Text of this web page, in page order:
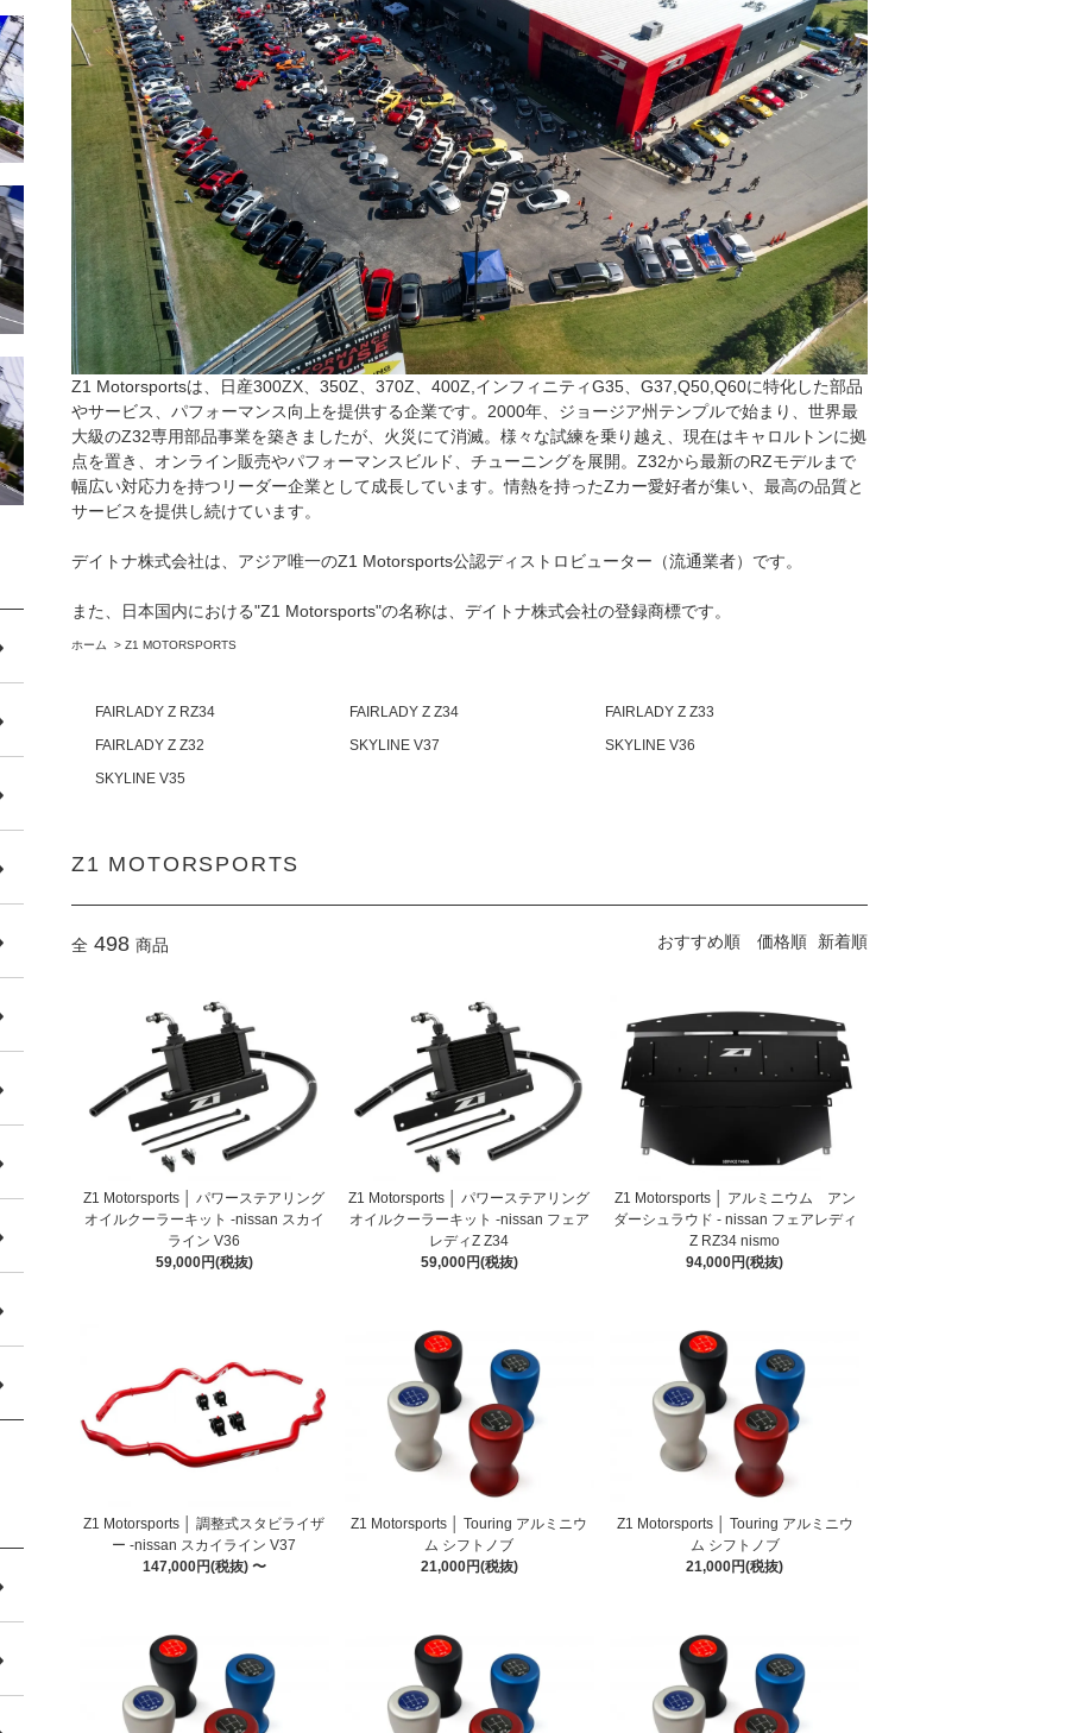
Z1 Motorsportsは、日産300ZX、350Z、370Z、400Z,インフィニティG35、G37,Q50,Q60に特化した部品
やサービス、パフォーマンス向上を提供する企業です。2000年、ジョージア州テンプルで始まり、世界最
大級のZ32専用部品事業を築きましたが、火災にて消滅。様々な試練を乗り越え、現在はキャロルトンに拠
点を置き、オンライン販売やパフォーマンスビルド、チューニングを展開。Z32から最新のRZモデルまで
幅広い対応力を持つリーダー企業として成長しています。情熱を持ったZカー愛好者が集い、最高の品質と
サービスを提供し続けています。
デイトナ株式会社は、アジア唯一のZ1 Motorsports公認ディストロビューター（流通業者）です。
また、日本国内における"Z1 Motorsports"の名称は、デイトナ株式会社の登録商標です。
ホーム > Z1 MOTORSPORTS
FAIRLADY Z RZ34 FAIRLADY Z Z34
FAIRLADY Z Z33
FAIRLADY Z Z32
SKYLINE V37
SKYLINE V36
SKYLINE V35
Z1 MOTORSPORTS
全 498 商品 おすすめ順 価格順 新着順
Z1 Motorsports │ パワーステアリング
オイルクーラーキット -nissan スカイ
ライン V36
59,000円(税抜)
Z1 Motorsports │ パワーステアリング
オイルクーラーキット -nissan フェア
レディZ Z34
59,000円(税抜)
Z1 Motorsports │ アルミニウム アン
ダーシュラウド - nissan フェアレディ
Z RZ34 nismo
94,000円(税抜)
Z1 Motorsports │ 調整式スタビライザ
ー -nissan スカイライン V37
147,000円(税抜) 〜
Z1 Motorsports │ Touring アルミニウ
ム シフトノブ
21,000円(税抜)
Z1 Motorsports │ Touring アルミニウ
ム シフトノブ
21,000円(税抜)